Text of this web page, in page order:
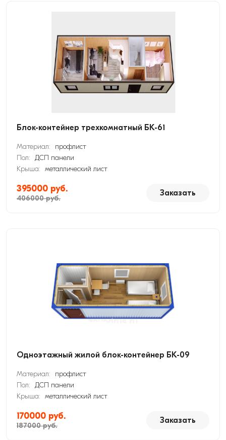
Блок-контейнер трехкомнатный БК-61
Материал:
профлист
Пол: ДСП панели
Крыша: металлический лист
395000 руб.
406000 руб.
Заказать
Одноэтажный жилой блок-контейнер БК-09
Материал:
профлист
Пол: ДСП панели
Крыша: металлический лист
170000 руб.
187000 руб.
Заказать